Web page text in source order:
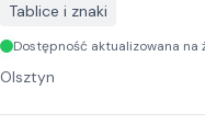
Tablice i znaki
Dostępność aktualizowana na
Olsztyn